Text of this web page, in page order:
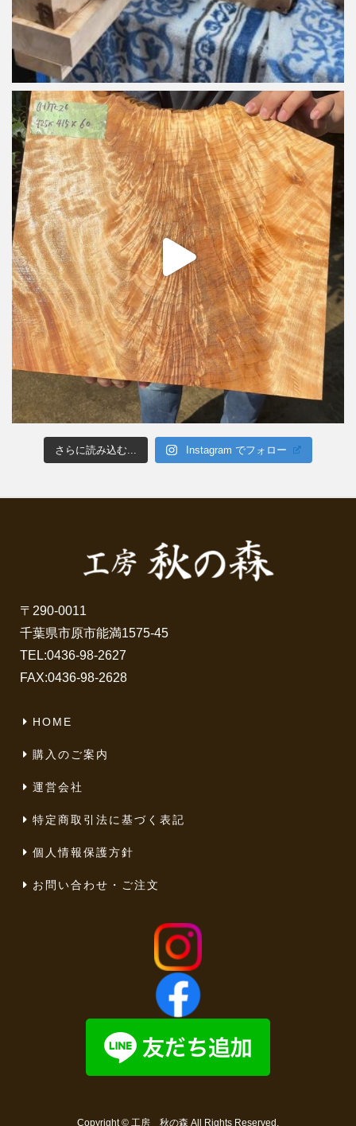
さらに読み込む... Instagram でフォロー
〒290-0011
千葉県市原市能満1575-45
TEL:0436-98-2627
FAX:0436-98-2628
HOME
購入のご案内
運営会社
特定商取引法に基づく表記
個人情報保護方針
お問い合わせ・ご注文
Copyright © 工房 秋の森 All Rights Reserved.